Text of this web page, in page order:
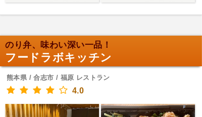
のり弁、味わい深い一品！
フードラボキッチン
熊本県 / 合志市 / 福原 レストラン
4.0